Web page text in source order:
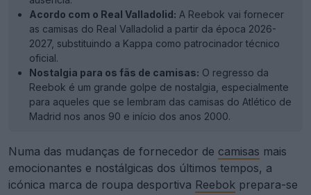
Acordo com o Real Valladolid: A Reebok vai fornecer
as camisas do Real Valladolid a partir da época 2026-
2027, substituindo a Kappa como patrocinador técnico
oficial.
Nostalgia para os fãs de camisas: O regresso da
Reebok é um grande golpe de nostalgia, especialmente
para aqueles que se lembram das camisas do Atlético de
Madrid nos anos 90 e início dos anos 2000.
Numa das mudanças de fornecedor de camisas mais
emocionantes e nostálgicas dos últimos tempos, a
icónica marca de roupa desportiva Reebok prepara-se